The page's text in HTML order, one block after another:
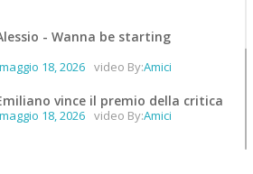
- Wanna be starting
maggio 18, 2026 video By:Amici
vince il premio della critica
maggio 18, 2026 video By:Amici